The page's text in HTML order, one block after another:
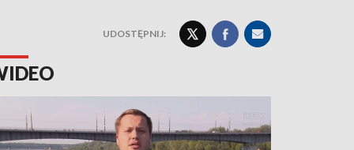
UDOSTĘPNIJ: